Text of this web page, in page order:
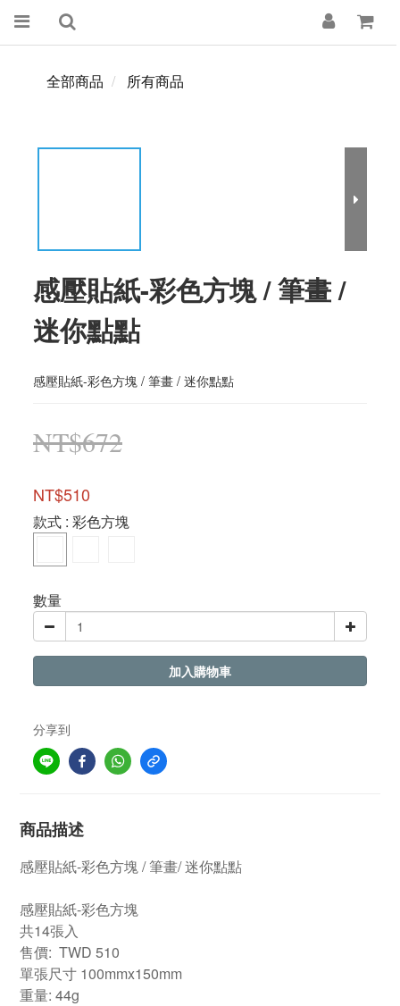
全部商品 所有商品
感壓貼紙-彩色方塊 / 筆畫 /
迷你點點
感壓貼紙-彩色方塊 / 筆畫 / 迷你點點
NT$672
NT$510
款式 : 彩色方塊
數量
加入購物車
分享到
商品描述
感壓貼紙-彩色方塊 / 筆畫/ 迷你點點
感壓貼紙-彩色方塊
共14張入
售價: TWD 510
單張尺寸 100mmx150mm
重量: 44g